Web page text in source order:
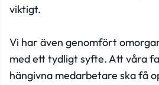
viktigt.
Vi har även genomfört
med ett tydligt syfte. Att våra
hängivna medarbetare ska få